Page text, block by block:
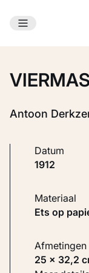
Ga naar
Antoon
Datum
1912
Materiaal
Ets op
Afmetingen
25 × 32,2